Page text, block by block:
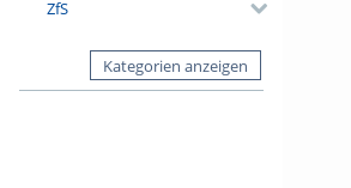
ZfS
Kategorien anzeigen